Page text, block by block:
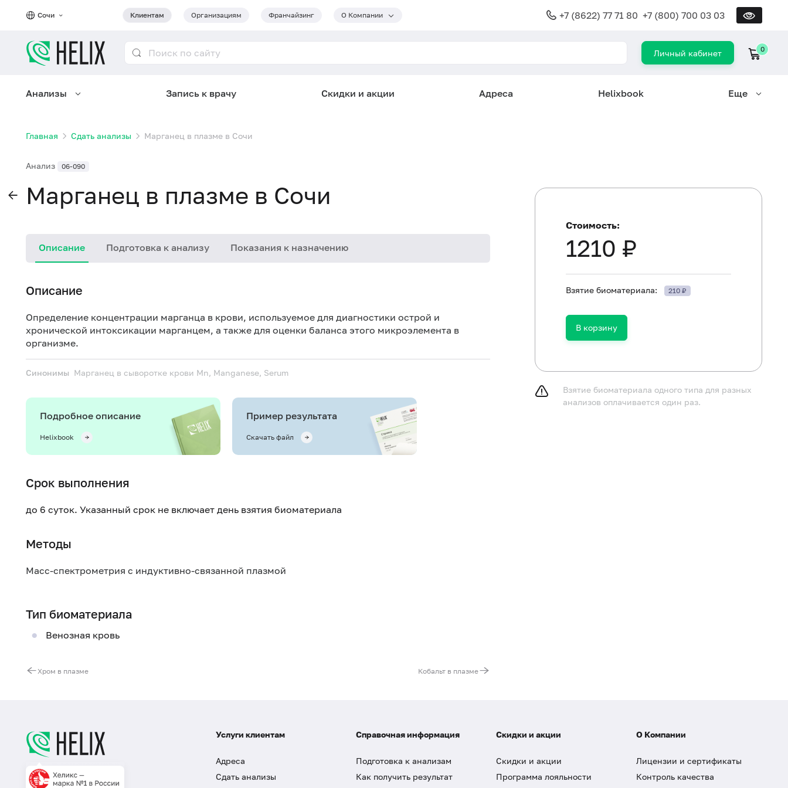
Сочи Клиентам Организациям Франчайзинг О Компании +7 (8622) 77 71 80 +7 (800) 700 03 03
Личный кабинет 0
Анализы Запись к врачу Скидки и акции Адреса Helixbook Еще
Главная Сдать анализы Марганец в плазме в Сочи
Анализ 06-090
Марганец в плазме в Сочи
Описание Подготовка к анализу Показания к назначению
Описание
Определение концентрации марганца в крови, используемое для диагностики острой и
хронической интоксикации марганцем, а также для оценки баланса этого микроэлемента в
организме.
Синонимы Марганец в сыворотке крови Mn, Manganese, Serum
Подробное описание
Helixbook
Пример результата
Скачать файл
Срок выполнения
до 6 суток. Указанный срок не включает день взятия биоматериала
Методы
Масс-спектрометрия с индуктивно-связанной плазмой
Тип биоматериала
Венозная кровь
Хром в плазме Кобальт в плазме
Детям в возрасте до 1 года не принимать пищу в течение
Не принимать пищу в течение 2-3 часов до
негазированную воду.
Не курить в течение 30 минут до исследования.
Стоимость:
1210 ₽
Взятие биоматериала: 210 ₽
В корзину
Взятие биоматериала одного типа для разных
анализов оплачивается один раз.
Услуги клиентам
Адреса
Сдать анализы
Справочная информация
Подготовка к анализам
Как получить результат
Скидки и акции
Скидки и акции
Программа лояльности
О Компании
Лицензии и сертификаты
Контроль качества